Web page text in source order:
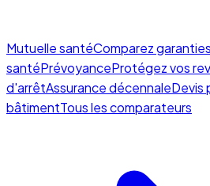
Mutuelle santéComparez
santéPrévoyanceProtégez vos
d'arrêtAssurance décennaleDevis
bâtimentTous les comparateurs